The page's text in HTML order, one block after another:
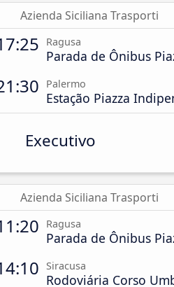
Azienda Siciliana Trasporti
Ragusa
Parada de Ônibus
Palermo
Estação Piazza
Executivo
Azienda Siciliana Trasporti
Ragusa
Parada de Ônibus
Siracusa
Rodoviária Corso